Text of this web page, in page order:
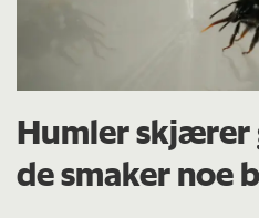
Humler skjærer
de smaker noe